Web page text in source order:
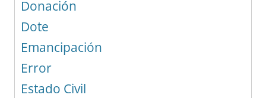
Donación
Dote
Emancipación
Error
Estado Civil